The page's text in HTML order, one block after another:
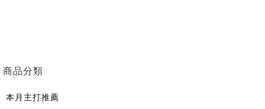
商品分類
本月主打推薦